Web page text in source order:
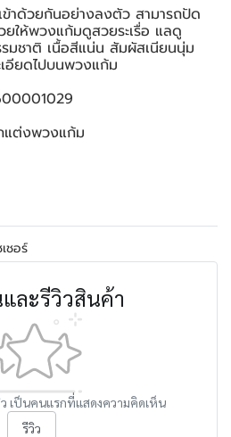
าด้วยกันอย่างลงตัว สามารถปัด
ให้พวงแก้มดูสวยระเรื่อ แลดู
มชาติ เนื้อสีแน่น สัมผัสเนียนนุ่ม
เอียดไปบนพวงแก้ม
แต่งพวงแก้ม
ชอร์
ละรีวิวสินค้า
เป็นคนแรกที่แสดงความคิดเห็น
รีวิว